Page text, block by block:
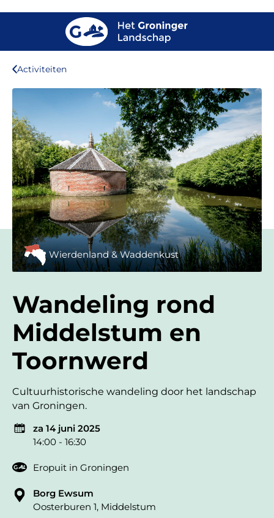
Activiteiten
Wierdenland & Waddenkust
Wandeling rond
Middelstum en
Toornwerd
Cultuurhistorische wandeling door het landschap
van Groningen.
za 14 juni 2025
14:00 - 16:30
Eropuit in Groningen
Borg Ewsum
Oosterburen 1, Middelstum